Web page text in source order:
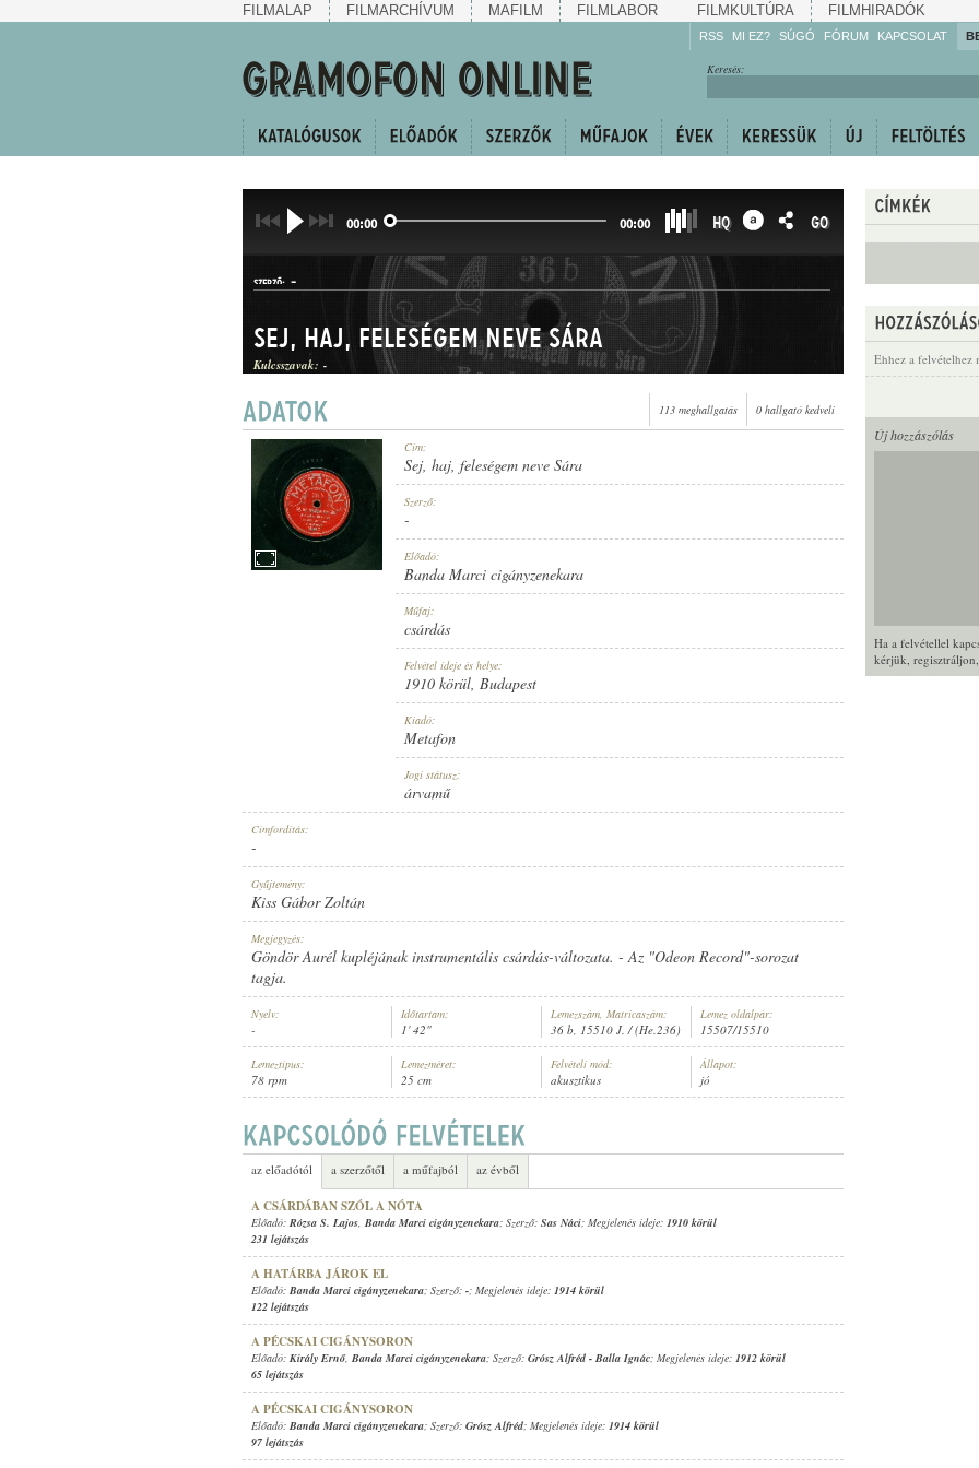
FILMALAP FILMARCHÍVUM MAFILM FILMLABOR FILMKULTÚRA FILMHIRADÓK
RSS MI EZ? SÚGÓ
Gyarapítsa!
FÓRUM KAPCSOLAT
Keresés:
Ehhez a felvételhez
Új hozzászólás
Ha a felvétellel
kérjük, regisztráljon
00:00 00:00 HQ GO
ELŐADÓ: BANDA MARCI CIGÁNYZENEKARA
SZERZŐ: -
CSÁRDÁS
LEMEZSZÁM:
Sej, haj, feleségem neve Sára
Kulcsszavak: -
113 meghallgatás 0 hallgató kedveli
Cím:
Sej, haj, feleségem neve Sára
Szerző:
-
Előadó:
Banda Marci cigányzenekara
Műfaj:
csárdás
Felvétel ideje és helye:
1910 körül, Budapest
Kiadó:
Metafon
Jogi státusz:
árvamű
Címfordítás:
-
Gyűjtemény:
Kiss Gábor Zoltán
Megjegyzés:
Göndör Aurél kupléjának instrumentális csárdás-változata. - Az "Odeon Record"-sorozat
tagja.
Nyelv:
-
Időtartam:
1' 42"
Lemezszám, Matricaszám:
36 b, 15510 J. / (He.236)
Lemez oldalpár:
15507/15510
Lemeztípus:
78 rpm
Lemezméret:
25 cm
Felvételi mód:
akusztikus
Állapot:
jó
az előadótól a szerzőtől a műfajból az évből
A CSÁRDÁBAN SZÓL A NÓTA
Előadó: Rózsa S. Lajos, Banda Marci cigányzenekara; Szerző: Sas Náci; Megjelenés ideje: 1910 körül
231 lejátszás
A HATÁRBA JÁROK EL
Előadó: Banda Marci cigányzenekara; Szerző: -; Megjelenés ideje: 1914 körül
122 lejátszás
A PÉCSKAI CIGÁNYSORON
Előadó: Király Ernő, Banda Marci cigányzenekara; Szerző: Grósz Alfréd - Balla Ignác; Megjelenés ideje: 1912 körül
65 lejátszás
A PÉCSKAI CIGÁNYSORON
Előadó: Banda Marci cigányzenekara; Szerző: Grósz Alfréd; Megjelenés ideje: 1914 körül
97 lejátszás